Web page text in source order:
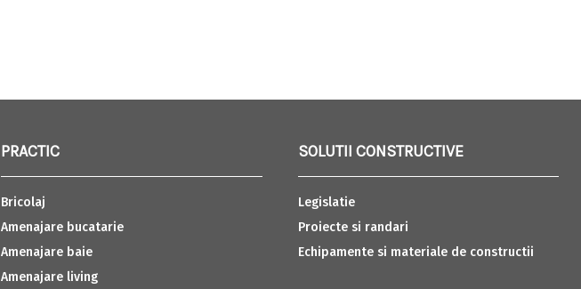
PRACTIC
Bricolaj
Amenajare bucatarie
Amenajare baie
Amenajare living
SOLUTII CONSTRUCTIVE
Legislatie
Proiecte si randari
Echipamente si materiale de constructii